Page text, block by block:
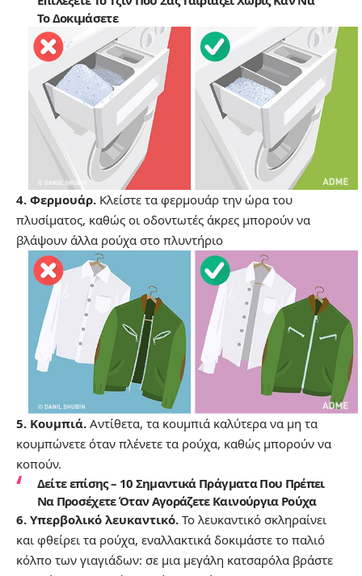
Το Δοκιμάσετε
4. Φερμουάρ. Κλείστε τα φερμουάρ την ώρα του
πλυσίματος, καθώς οι οδοντωτές άκρες μπορούν να
βλάψουν άλλα ρούχα στο πλυντήριο
5. Κουμπιά. Αντίθετα, τα κουμπιά καλύτερα να μη τα
κουμπώνετε όταν πλένετε τα ρούχα, καθώς μπορούν να
κοπούν.
Δείτε επίσης – 10 Σημαντικά Πράγματα Που Πρέπει
Να Προσέχετε Όταν Αγοράζετε Καινούργια Ρούχα
6. Υπερβολικό λευκαντικό. Το λευκαντικό σκληραίνει
και φθείρει τα ρούχα, εναλλακτικά δοκιμάστε το παλιό
κόλπο των γιαγιάδων: σε μια μεγάλη κατσαρόλα βράστε